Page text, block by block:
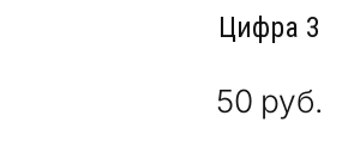
Цифра 3
50 руб.